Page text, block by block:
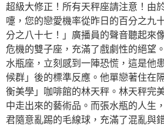
超級大修正！所有天秤座請注意！由
嚏，您的戀愛機率從昨日的百分之九
分之八十七！」廣播員的聲音聽起來
危機的雙子座，充滿了戲劇性的絕望
水瓶座，立刻感到一陣恐慌，這是他
候群」後的標準反應。他單戀著住在
衡美學」咖啡館的林天秤。林天秤完
中走出來的藝術品。而張水瓶的人生
君隨意亂踢的毛線球，充滿了混亂與